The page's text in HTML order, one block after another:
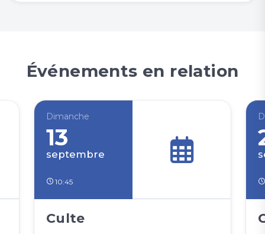
Événements en relation
Dimanche
13
septembre
10:45
Culte